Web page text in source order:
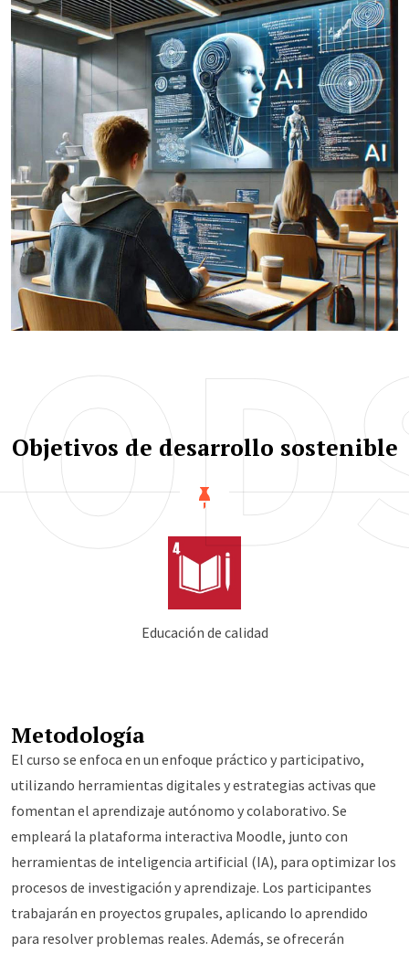
Objetivos de desarrollo sostenible
Educación de calidad
Metodología
El curso se enfoca en un enfoque práctico y participativo,
utilizando herramientas digitales y estrategias activas que
fomentan el aprendizaje autónomo y colaborativo. Se
empleará la plataforma interactiva Moodle, junto con
herramientas de inteligencia artificial (IA), para optimizar los
procesos de investigación y aprendizaje. Los participantes
trabajarán en proyectos grupales, aplicando lo aprendido
para resolver problemas reales. Además, se ofrecerán